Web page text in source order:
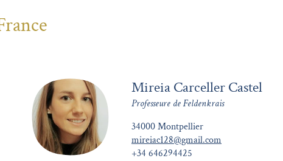
Mireia Carceller Castel
Professeure de Feldenkrais
34000 Montpellier
mireiac128@gmail.com
+34 646294425